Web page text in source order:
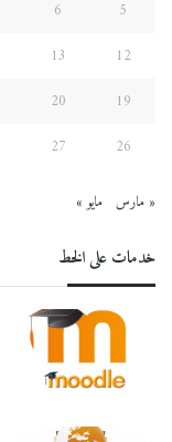
5
6
12
13
19
20
26
27
« مارس مايو »
خدمات على الخط